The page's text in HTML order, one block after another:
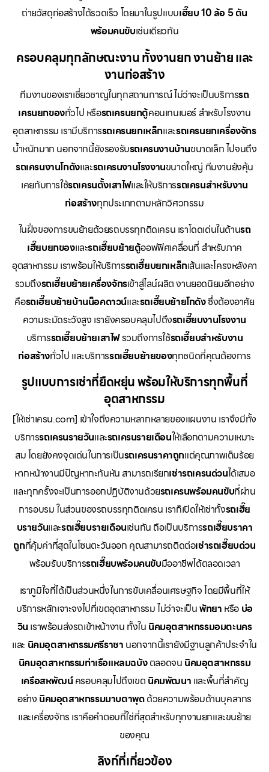
ถ่ายวัสดุก่อสร้างได้รวดเร็ว โดยมาในรูปแบบเฮี๊ยบ 10 ล้อ 5 ตัน
พร้อมคนขับเช่นเดียวกัน
ครอบคลุมทุกลักษณะงาน ทั้งงานยก งานย้าย และ
งานก่อสร้าง
ทีมงานของเราเชี่ยวชาญในทุกสถานการณ์ ไม่ว่าจะเป็นบริการรถ
เครนยกของทั่วไป หรือรถเครนยกตู้คอนเทนเนอร์ สำหรับโรงงาน
อุตสาหกรรม เรามีบริการรถเครนยกเหล็กและรถเครนยกเครื่องจักร
น้ำหนักมาก นอกจากนี้ยังรองรับรถเครนงานบ้านขนาดเล็ก ไปจนถึง
รถเครนงานโกดังและรถเครนงานโรงงานขนาดใหญ่ ทีมงานยังคุ้น
เคยกับการใช้รถเครนตั้งเสาไฟและให้บริการรถเครนสำหรับงาน
ก่อสร้างทุกประเภทตามหลักวิศวกรรม
ในฝั่งของการขนย้ายด้วยรถบรรทุกติดเครน เราโดดเด่นในด้านรถ
เฮี๊ยบยกของและรถเฮี๊ยบย้ายตู้ออฟฟิศเคลื่อนที่ สำหรับภาค
อุตสาหกรรม เราพร้อมให้บริการรถเฮี๊ยบยกเหล็กเส้นและโครงหลังคา
รวมถึงรถเฮี๊ยบย้ายเครื่องจักรเข้าสู่ไลน์ผลิต งานยอดนิยมอีกอย่าง
คือรถเฮี๊ยบย้ายบ้านน็อคดาวน์และรถเฮี๊ยบย้ายโกดังซึ่งต้องอาศัย
ความระมัดระวังสูง เรายังครอบคลุมไปถึงรถเฮี๊ยบงานโรงงาน
บริการรถเฮี๊ยบย้ายเสาไฟรวมถึงการใช้รถเฮี๊ยบสำหรับงาน
ก่อสร้างทั่วไป และบริการรถเฮี๊ยบย้ายของทุกชนิดที่คุณต้องการ
รูปแบบการเช่าที่ยืดหยุ่น พร้อมให้บริการทุกพื้นที่
อุตสาหกรรม
[ให้เช่าเครน.com] เข้าใจถึงความหลากหลายของแผนงาน เราจึงมีทั้ง
บริการรถเครนรายวันและรถเครนรายเดือนให้เลือกตามความเหมาะ
สม โดยยังคงจุดเด่นในการเป็นรถเครนราคาถูกแต่คุณภาพเต็มร้อย
หากหน้างานมีปัญหากะทันหัน สามารถเรียกเช่ารถเครนด่วนได้เสมอ
และทุกครั้งจะเป็นการออกปฏิบัติงานด้วยรถเครนพร้อมคนขับที่ผ่าน
การอบรม ในส่วนของรถบรรทุกติดเครน เราก็เปิดให้เช่าทั้งรถเฮี๊ย
บรายวันและรถเฮี๊ยบรายเดือนเช่นกัน ถือเป็นบริการรถเฮี๊ยบราคา
ถูกที่คุ้มค่าที่สุดในโซนตะวันออก คุณสามารถติดต่อเช่ารถเฮี๊ยบด่วน
พร้อมรับบริการรถเฮี๊ยบพร้อมคนขับมืออาชีพได้ตลอดเวลา
เราภูมิใจที่ได้เป็นส่วนหนึ่งในการขับเคลื่อนเศรษฐกิจ โดยมีพื้นที่ให้
บริการหลักเจาะจงไปที่เขตอุตสาหกรรม ไม่ว่าจะเป็นพัทยา หรือ บ่อ
วิน เราพร้อมส่งรถเข้าหน้างาน ทั้งใน นิคมอุตสาหกรรมอมตะนคร
และ นิคมอุตสาหกรรมศรีราชา นอกจากนี้เรายังมีฐานลูกค้าประจำใน
นิคมอุตสาหกรรมท่าเรือแหลมฉบังตลอดจน นิคมอุตสาหกรรม
เครือสหพัฒน์ครอบคลุมไปถึงเขต นิคมพัฒนา และพื้นที่สำคัญ
อย่าง นิคมอุตสาหกรรมมาบตาพุดด้วยความพร้อมด้านบุคลากร
และเครื่องจักร เราคือคำตอบที่ใช่ที่สุดสำหรับทุกงานยกและขนย้าย
ของคุณ
ลิงก์ที่เกี่ยวข้อง